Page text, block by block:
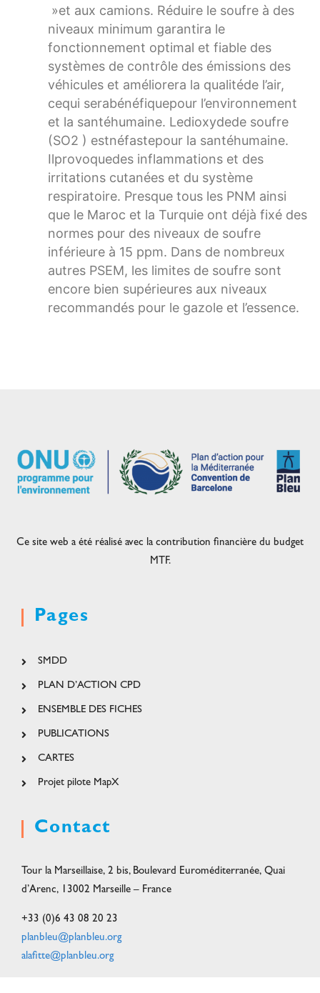
»et aux camions. Réduire le soufre à des
niveaux minimum garantira le
fonctionnement optimal et fiable des
systèmes de contrôle des émissions des
véhicules et améliorera la qualitéde l’air,
cequi serabénéfiquepour l’environnement
et la santéhumaine. Ledioxydede soufre
(SO2 ) estnéfastepour la santéhumaine.
Ilprovoquedes inflammations et des
irritations cutanées et du système
respiratoire. Presque tous les PNM ainsi
que le Maroc et la Turquie ont déjà fixé des
normes pour des niveaux de soufre
inférieure à 15 ppm. Dans de nombreux
autres PSEM, les limites de soufre sont
encore bien supérieures aux niveaux
recommandés pour le gazole et l’essence.
Ce site web a été réalisé avec la contribution financière du budget
MTF.
Pages
SMDD
PLAN D’ACTION CPD
ENSEMBLE DES FICHES
PUBLICATIONS
CARTES
Projet pilote MapX
Contact
Tour la Marseillaise, 2 bis, Boulevard Euroméditerranée, Quai
d’Arenc, 13002 Marseille – France
+33 (0)6 43 08 20 23
planbleu@planbleu.org
alafitte@planbleu.org